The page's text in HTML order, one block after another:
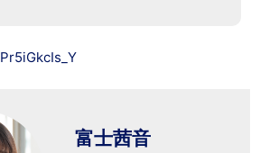
富士茜音